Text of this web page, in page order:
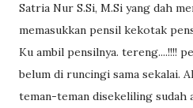
Satria Nur S.Si, M.Si yang dah
memasukkan pensil kekotak
Ku ambil pensilnya. tereng....!!!!
belum di runcingi sama sekalai.
teman-teman disekeliling sudah